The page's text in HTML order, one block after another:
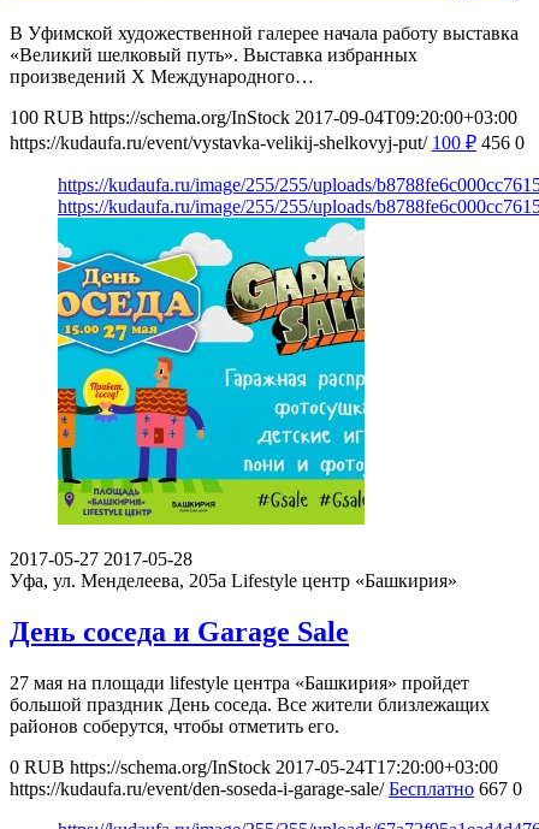
В Уфимской художественной галерее начала работу выставка
«Великий шелковый путь». Выставка избранных
произведений Х Международного…
100 RUB https://schema.org/InStock 2017-09-04T09:20:00+03:00
https://kudaufa.ru/event/vystavka-velikij-shelkovyj-put/ 100 ₽ 456 0
https://kudaufa.ru/image/255/255/uploads/
https://kudaufa.ru/image/255/255/uploads/
2017-05-27 2017-05-28
Уфа, ул. Менделеева, 205а Lifestyle центр «Башкирия»
День соседа и Garage Sale
27 мая на площади lifestyle центра «Башкирия» пройдет
большой праздник День соседа. Все жители близлежащих
районов соберутся, чтобы отметить его.
0 RUB https://schema.org/InStock 2017-05-24T17:20:00+03:00
https://kudaufa.ru/event/den-soseda-i-garage-sale/ Бесплатно 667 0